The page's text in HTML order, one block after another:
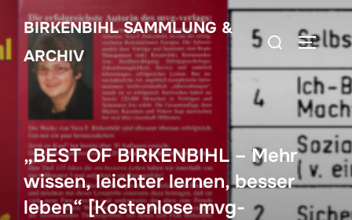
Inhalt
springen
BIRKENBIHL SAMMLUNG &
ARCHIV
Suchen
„BEST OF BIRKENBIHL – Mehr
wissen, leichter lernen, besser
leben“ [Kostenlose mvg-